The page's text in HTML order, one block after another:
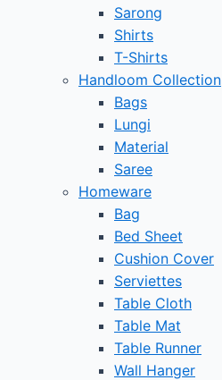
Sarong
Shirts
T-Shirts
Handloom Collection
Bags
Lungi
Material
Saree
Homeware
Bag
Bed Sheet
Cushion Cover
Serviettes
Table Cloth
Table Mat
Table Runner
Wall Hanger